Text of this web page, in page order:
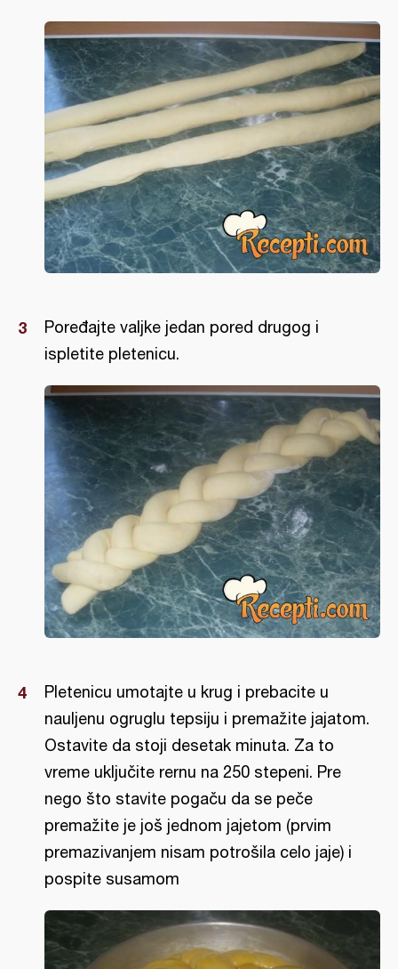
Poređajte valjke jedan pored drugog i
ispletite pletenicu.
Pletenicu umotajte u krug i prebacite u
nauljenu ogruglu tepsiju i premažite jajatom.
Ostavite da stoji desetak minuta. Za to
vreme uključite rernu na 250 stepeni. Pre
nego što stavite pogaču da se peče
premažite je još jednom jajetom (prvim
premazivanjem nisam potrošila celo jaje) i
pospite susamom